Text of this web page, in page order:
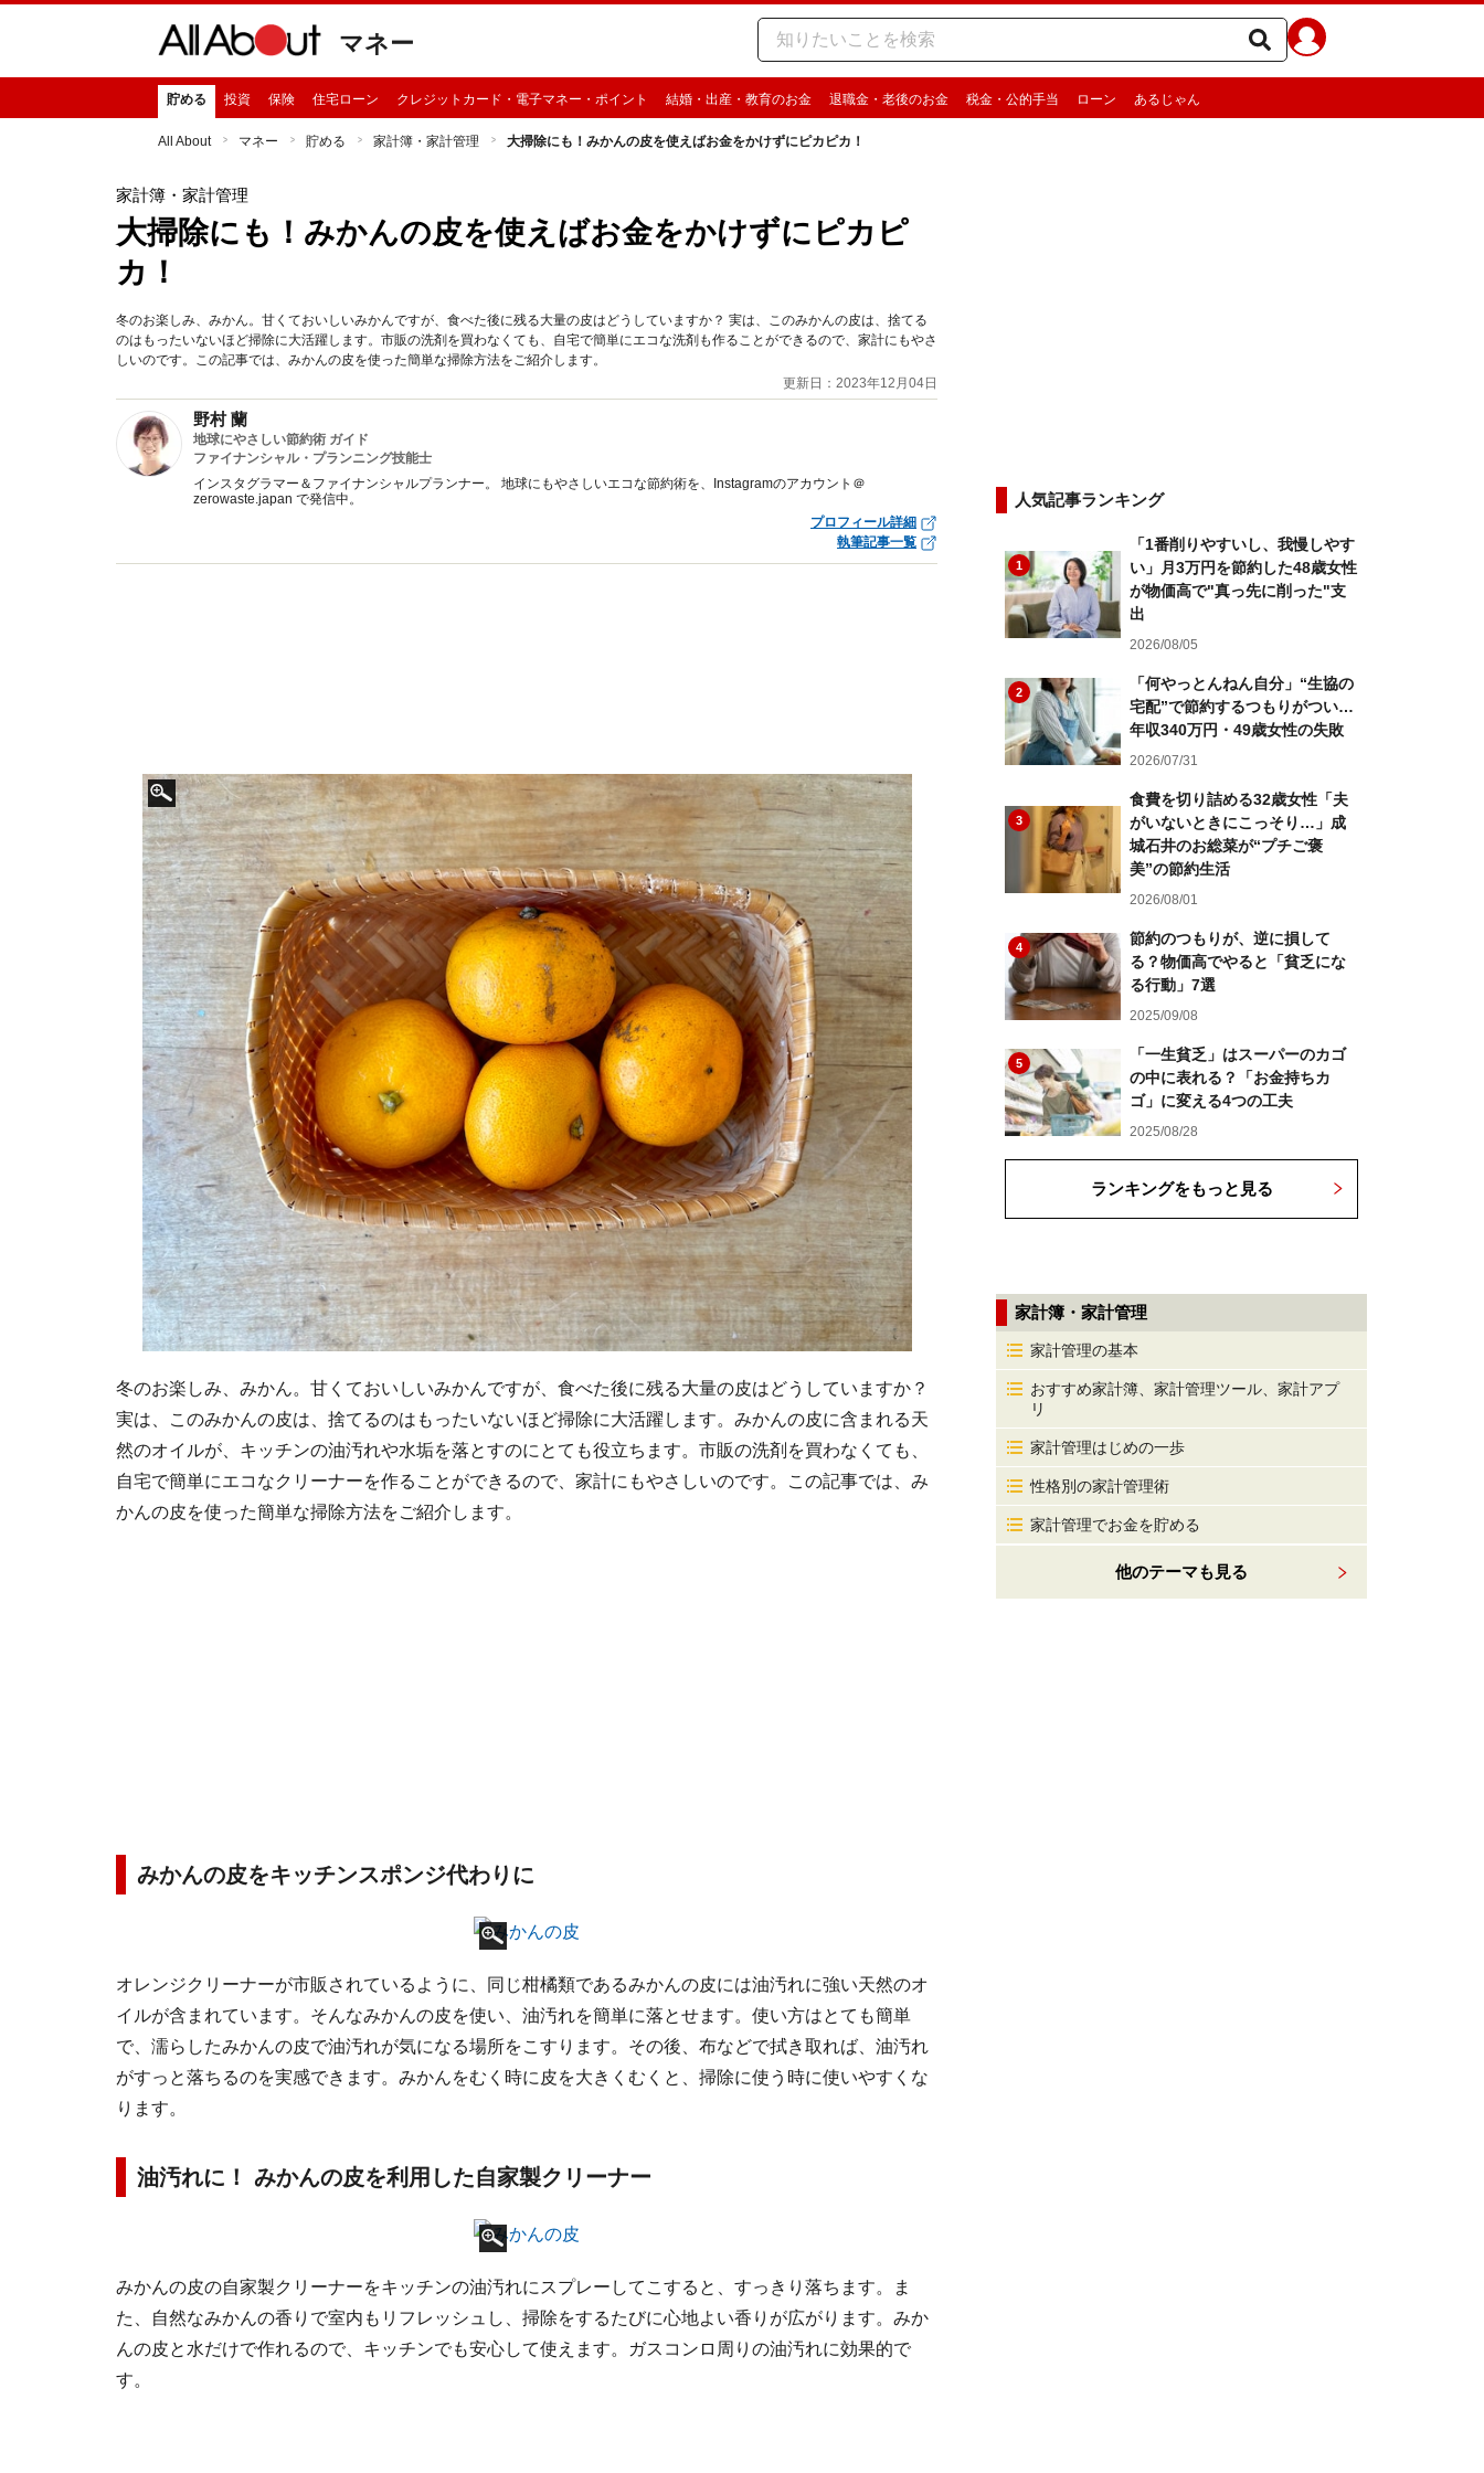
マネー
貯める 投資 保険 住宅ローン クレジットカード・電子マネー・ポイント 結婚・出産・教育のお金 退職金・老後のお金 税金・公的手当 ローン あるじゃん
All About マネー 貯める 家計簿・家計管理 大掃除にも！みかんの皮を使えばお金をかけずにピカピカ！
家計簿・家計管理
大掃除にも！みかんの皮を使えばお金をかけずにピカピ
カ！
冬のお楽しみ、みかん。甘くておいしいみかんですが、食べた後に残る大量の皮はどうしていますか？ 実は、このみかんの皮は、捨てる
のはもったいないほど掃除に大活躍します。市販の洗剤を買わなくても、自宅で簡単にエコな洗剤も作ることができるので、家計にもやさ
しいのです。この記事では、みかんの皮を使った簡単な掃除方法をご紹介します。
更新日：2023年12月04日
野村 蘭
地球にやさしい節約術 ガイド
ファイナンシャル・プランニング技能士
インスタグラマー＆ファイナンシャルプランナー。 地球にもやさしいエコな節約術を、Instagramのアカウント＠
zerowaste.japan で発信中。
プロフィール詳細
執筆記事一覧
冬のお楽しみ、みかん。甘くておいしいみかんですが、食べた後に残る大量の皮はどうしていますか？
実は、このみかんの皮は、捨てるのはもったいないほど掃除に大活躍します。みかんの皮に含まれる天
然のオイルが、キッチンの油汚れや水垢を落とすのにとても役立ちます。市販の洗剤を買わなくても、
自宅で簡単にエコなクリーナーを作ることができるので、家計にもやさしいのです。この記事では、み
かんの皮を使った簡単な掃除方法をご紹介します。
みかんの皮をキッチンスポンジ代わりに
オレンジクリーナーが市販されているように、同じ柑橘類であるみかんの皮には油汚れに強い天然のオ
イルが含まれています。そんなみかんの皮を使い、油汚れを簡単に落とせます。使い方はとても簡単
で、濡らしたみかんの皮で油汚れが気になる場所をこすります。その後、布などで拭き取れば、油汚れ
がすっと落ちるのを実感できます。みかんをむく時に皮を大きくむくと、掃除に使う時に使いやすくな
ります。
油汚れに！ みかんの皮を利用した自家製クリーナー
みかんの皮の自家製クリーナーをキッチンの油汚れにスプレーしてこすると、すっきり落ちます。ま
た、自然なみかんの香りで室内もリフレッシュし、掃除をするたびに心地よい香りが広がります。みか
んの皮と水だけで作れるので、キッチンでも安心して使えます。ガスコンロ周りの油汚れに効果的で
す。
人気記事ランキング
1
「1番削りやすいし、我慢しやす
い」月3万円を節約した48歳女性
が物価高で"真っ先に削った"支
出
2026/08/05
2
「何やっとんねん自分」“生協の
宅配”で節約するつもりがつい…
年収340万円・49歳女性の失敗
2026/07/31
3
食費を切り詰める32歳女性「夫
がいないときにこっそり…」成
城石井のお総菜が“プチご褒
美”の節約生活
2026/08/01
4
節約のつもりが、逆に損して
る？物価高でやると「貧乏にな
る行動」7選
2025/09/08
5
「一生貧乏」はスーパーのカゴ
の中に表れる？「お金持ちカ
ゴ」に変える4つの工夫
2025/08/28
ランキングをもっと見る
家計簿・家計管理
家計管理の基本
おすすめ家計簿、家計管理ツール、家計アプ
リ
家計管理はじめの一歩
性格別の家計管理術
家計管理でお金を貯める
他のテーマも見る